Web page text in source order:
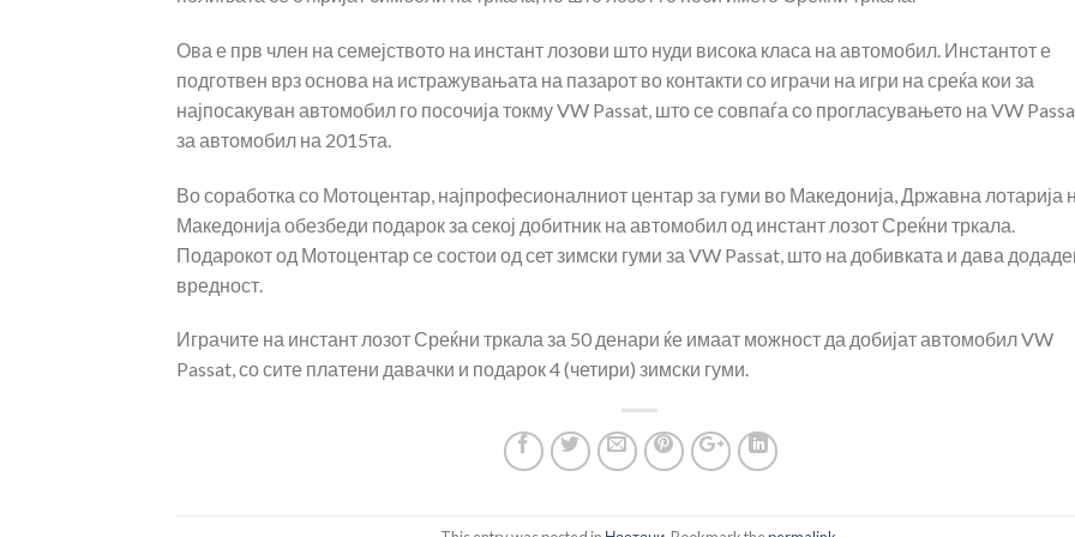
Ова е прв член на семејството на инстант лозови што нуди висока класа на автомобил. Инстантот е
подготвен врз основа на истражувањата на пазарот во контакти со играчи на игри на среќа кои за
најпосакуван автомобил го посочија токму VW Passat, што се совпаѓа со прогласувањето на VW
за автомобил на 2015та.
Во соработка со Мотоцентар, најпрофесионалниот центар за гуми во Македонија, Државна лотарија
Македонија обезбеди подарок за секој добитник на автомобил од инстант лозот Среќни тркала.
Подарокот од Мотоцентар се состои од сет зимски гуми за VW Passat, што на добивката и дава
вредност.
Играчите на инстант лозот Среќни тркала за 50 денари ќе имаат можност да добијат автомобил VW
Passat, со сите платени давачки и подарок 4 (четири) зимски гуми.